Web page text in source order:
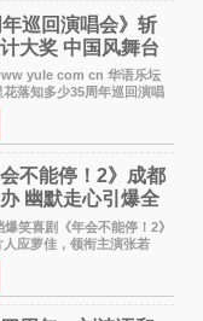
巡回演唱会》斩
大奖 中国风舞台
yule com cn 华语乐坛
落知多少35周年巡回演唱
先后荣获美国MUSE
奖（Platinum Winner）、
不能停！2》成都
幽默走心引爆全
喜剧《年会不能停！2》
应萝佳，领衔主演张若
达菲，特别主演孙艺洲，
演欧阳奋强出席成都路